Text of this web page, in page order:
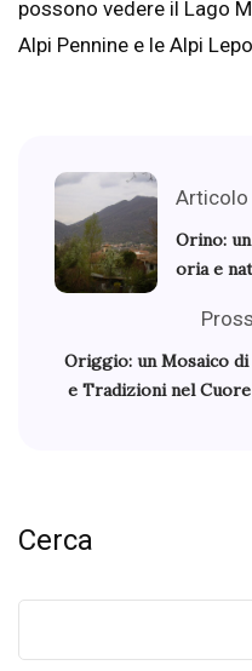
possono vedere il Lago
Alpi Pennine e le Alpi
Articolo
Orino:
oria e
Origgio: un Mosaico
e Tradizioni nel
Cerca